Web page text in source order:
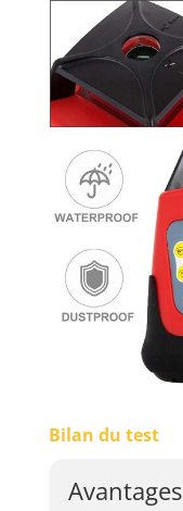
Bilan du test
Avantages